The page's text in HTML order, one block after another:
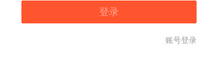
登录
账号登录